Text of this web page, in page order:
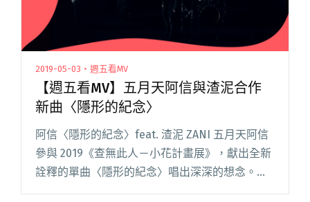
2019-05-03・週五看MV
【週五看MV】五月天阿信與渣泥合作
新曲〈隱形的紀念〉
阿信〈隱形的紀念〉feat. 渣泥 ZANI 五月天阿信
參與 2019《查無此人－小花計畫展》，獻出全新
詮釋的單曲〈隱形的紀念〉唱出深深的想念。此
曲由易家揚作詞，並找來新鋭樂團「渣泥 ZANI」